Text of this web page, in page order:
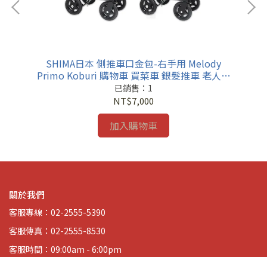
SHIMA日本 側推車口金包-右手用 Melody
Primo Koburi 購物車 買菜車 銀髮推車 老人推
車
已銷售：1
NT$7,000
加入購物車
關於我們
客服專線：02-2555-5390
客服傳真：02-2555-8530
客服時間：09:00am - 6:00pm